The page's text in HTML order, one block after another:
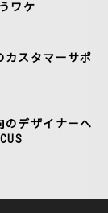
ワケ
カスタマーサポ
のデザイナーへ